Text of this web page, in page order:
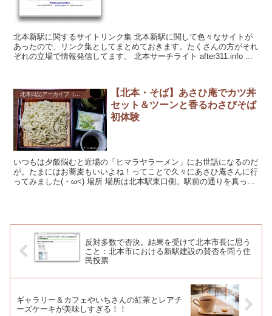
北本新駅に関するサイトリンク集 北本新駅に関して色々なサイトが
あったので、リンク集としてまとめておきます。たくさんの方がそれ
ぞれの立場で情報発信してます。 北本サーチライト after311.info ...
北本日記アーカイブ（記録保存）
【北本・そば】あさひ庵でカツ丼
セット＆ツーンと香るわさびそば
初体験
いつもは夕飯悩むと近場の「ヒマラヤラーメン」にお世話になるのだ
が。たまにはお蕎麦もいいよね！ってことで久々にあさひ庵さんに行
ってみました(・ω<) 場所 場所は北本駅東口側。駅前の通りを真っ直
反対多数で否決。結果を受けて北本市長に思う
こと：北本市における新駅建設の賛否を問う住
民投票
ギャラリー＆カフェやいちさんの紅茶とレアチ
ーズケーキが美味しすぎる！！